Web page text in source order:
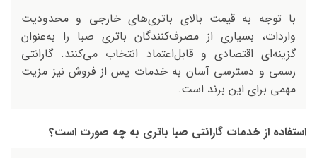
با توجه به قیمت بالای باتری‌های خارجی و محدودیت
واردات، بسیاری از مصرف‌کنندگان باتری صبا را به‌عنوان
گزینه‌ای اقتصادی و قابل‌اعتماد انتخاب می‌کنند. گارانتی
رسمی و دسترسی آسان به خدمات پس از فروش نیز مزیت
مهمی برای این برند است.
استفاده از خدمات گارانتی صبا باتری به چه صورت است؟